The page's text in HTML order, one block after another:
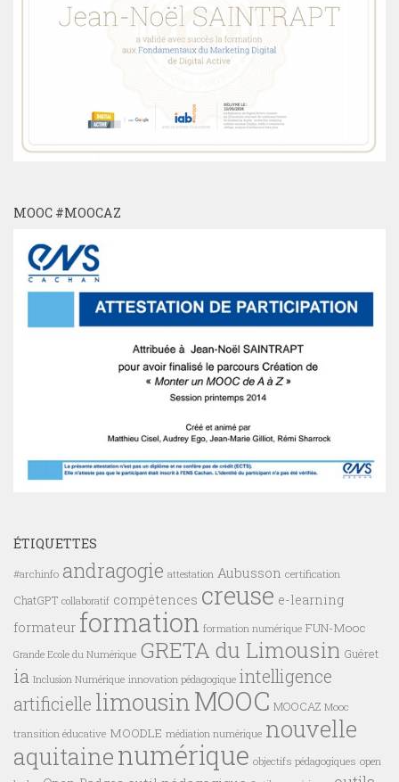
MOOC #MOOCAZ
ÉTIQUETTES
#archinfo andragogie attestation Aubusson certification
ChatGPT collaboratif compétences creuse e-learning
formateur formation formation numérique FUN-Mooc
Grande Ecole du Numérique GRETA du Limousin Guéret
ia Inclusion Numérique innovation pédagogique intelligence
artificielle limousinMOOC MOOCAZ Mooc
transition éducative MOODLE médiation numérique nouvelle
aquitainenumérique objectifs pédagogiques open